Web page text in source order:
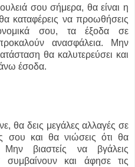
σου σήμερα, θα είναι η
καταφέρεις να προωθήσεις
σου, τα έξοδα σε
ανασφάλεια. Μην
θα καλυτερεύσει και
έσοδα.
θα δεις μεγάλες αλλαγές σε
σου και θα νιώσεις ότι θα
βιαστείς να βγάλεις
και άφησε τις